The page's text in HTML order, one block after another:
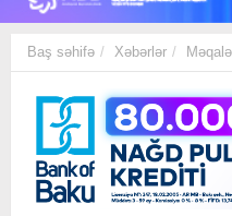
Baş səhifə Xəbərlər